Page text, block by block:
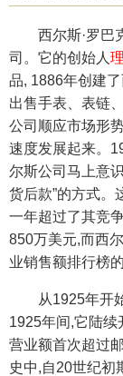
西尔斯·罗巴克
司。它的创始人
品, 1886年创建
出售手表、表链
公司顺应市场形
速度发展起来。
尔斯公司马上意
货后款”的方式。
一年超过了其竞
850万美元,而西
业销售额排行榜
从1925年开始
1925年间,它陆续
营业额首次超过
史中,自20世纪初